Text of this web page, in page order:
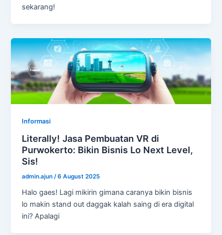
sekarang!
Informasi
Literally! Jasa Pembuatan VR di
Purwokerto: Bikin Bisnis Lo Next Level,
Sis!
admin.ajun /6 August 2025
Halo gaes! Lagi mikirin gimana caranya bikin bisnis
lo makin stand out daggak kalah saing di era digital
ini? Apalagi